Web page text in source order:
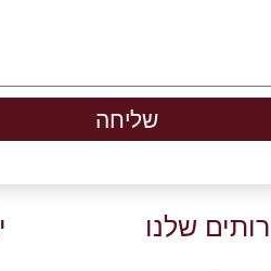
שליחה
שלנו